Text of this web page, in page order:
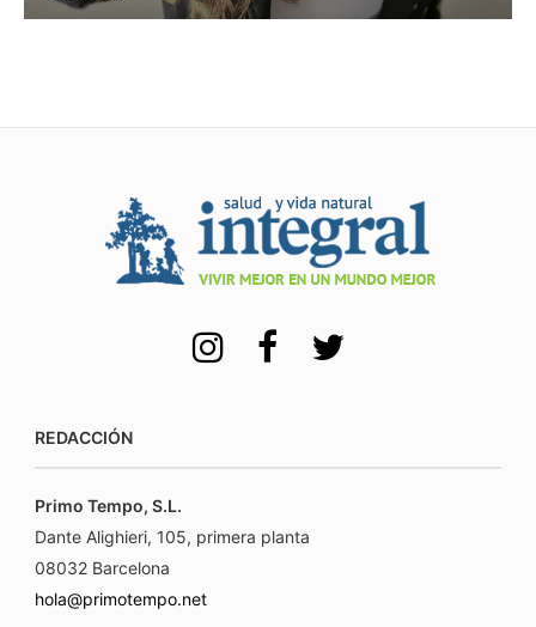
REDACCIÓN
Primo Tempo, S.L.
Dante Alighieri, 105, primera planta
08032 Barcelona
hola@primotempo.net